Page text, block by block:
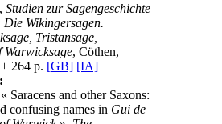
Studien zur Sagengeschichte
Wikingersagen.
Tristansage,
Warwicksage, Cöthen,
264 p. [GB] [IA]
Saracens and other Saxons:
confusing names in Gui de